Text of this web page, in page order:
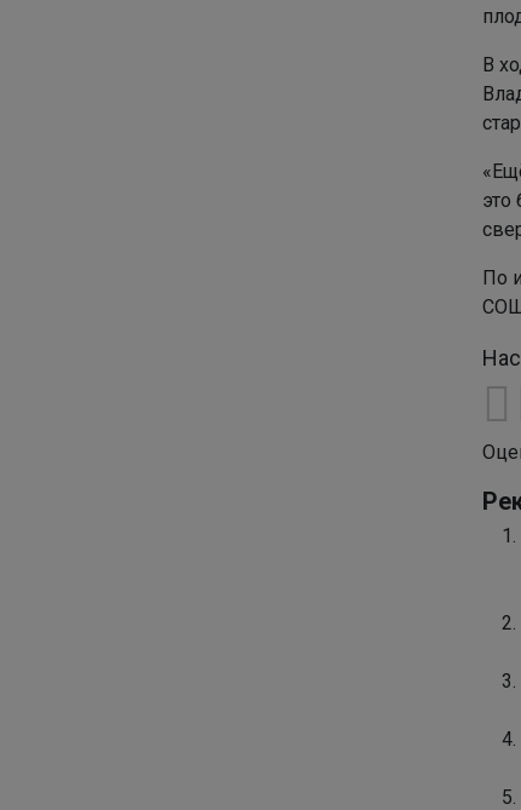
В
это
По
СОШ